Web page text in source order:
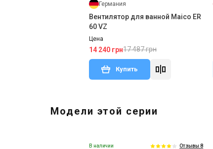
Германия
Вентилятор для ванной Maico ER
60 VZ
Цена
14 240 грн17 487 грн
Купить
Модели этой серии
В наличии Отзывы 8